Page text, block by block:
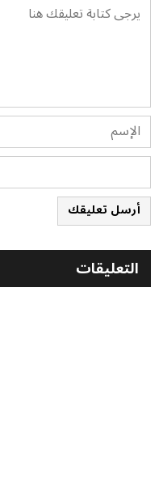
أرسل تعليقك
التعليقات